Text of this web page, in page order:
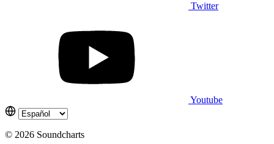
Twitter
Youtube
© 2026 Soundcharts